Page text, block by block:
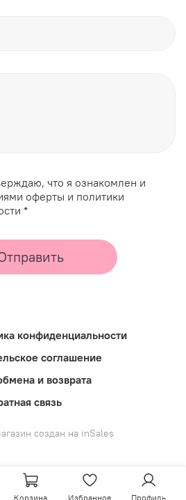
что я ознакомлен и
оферты и политики
*
конфиденциальности
соглашение
и возврата
связь
создан на inSales
Корзина Избранное Профиль